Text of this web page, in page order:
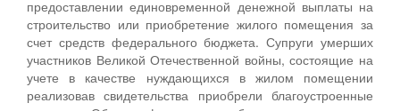
предоставлении единовременной денежной выплаты на
строительство или приобретение жилого помещения за
счет средств федерального бюджета. Супруги умерших
участников Великой Отечественной войны, состоящие на
учете в качестве нуждающихся в жилом помещении
реализовав свидетельства приобрели благоустроенные